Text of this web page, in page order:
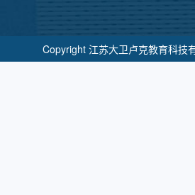
Copyright 江苏大卫卢克教育科技